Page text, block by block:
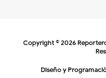
Copyright ©2026
Diseño y